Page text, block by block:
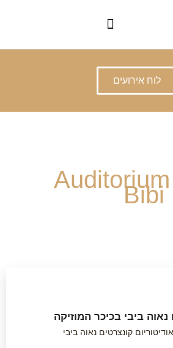
לוח אירועים
Bibi
נאוה ביבי בכיכר המוזיקה
אודיטוריום קונצרטים נאוה ביבי